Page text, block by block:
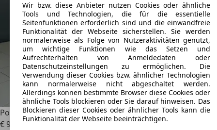
Porsche 991Carrera S PDK Vollleder Orig. 29`KM Deutsch
€ 92.800
Wir bzw. diese Anbieter nutzen Cookies oder ähnliche
Tools und Technologien, die für die essentielle
Seitenfunktionen erforderlich sind und die einwandfreie
Funktionalität der Webseite sicherstellen. Sie werden
normalerweise als Folge von Nutzeraktivitäten genutzt,
um wichtige Funktionen wie das Setzen und
Aufrechterhalten von Anmeldedaten oder
Datenschutzeinstellungen zu ermöglichen. Die
Verwendung dieser Cookies bzw. ähnlicher Technologien
kann normalerweise nicht abgeschaltet werden.
Allerdings können bestimmte Browser diese Cookies oder
ähnliche Tools blockieren oder Sie darauf hinweisen. Das
Blockieren dieser Cookies oder ähnlicher Tools kann die
Funktionalität der Webseite beeinträchtigen.